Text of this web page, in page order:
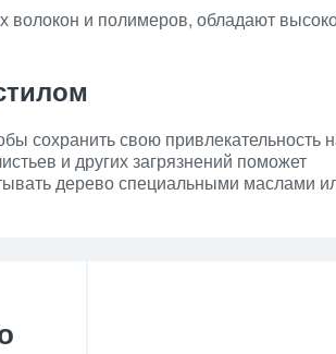
волокон и полимеров, обладают
сохранить свою привлекательность
и других загрязнений поможет
дерево специальными маслами